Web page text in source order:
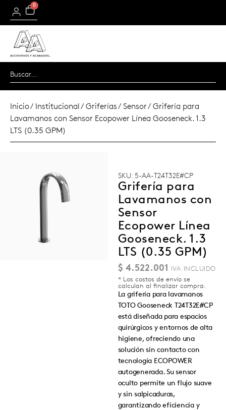
0
Inicio/ Institucional/ Griferías/ Sensor/ Grifería para
Lavamanos con Sensor Ecopower Línea Gooseneck. 1.3
LTS (0.35 GPM)
SKU: 5-AA-T24T32E#CP
Grifería para
Lavamanos con
Sensor
Ecopower Línea
Gooseneck. 1.3
LTS (0.35 GPM)
$ 4.522.001
* Los costos de envío se
calculan al finalizar compra.
La grifería para lavamanos
TOTO Gooseneck T24T32E#CP
está diseñada para espacios
quirúrgicos y entornos de alta
higiene, ofreciendo una
solución sin contacto con
tecnología ECOPOWER
autogenerada. Su sensor
oculto permite un flujo suave
y sin salpicaduras,
garantizando eficiencia y